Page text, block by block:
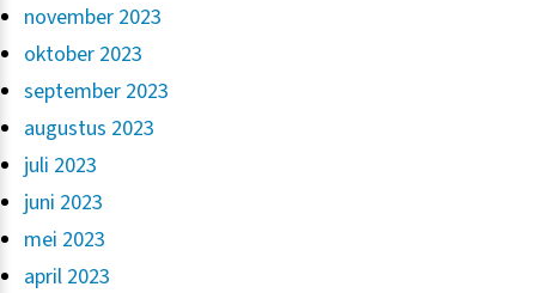
november 2023
oktober 2023
september 2023
augustus 2023
juli 2023
juni 2023
mei 2023
april 2023